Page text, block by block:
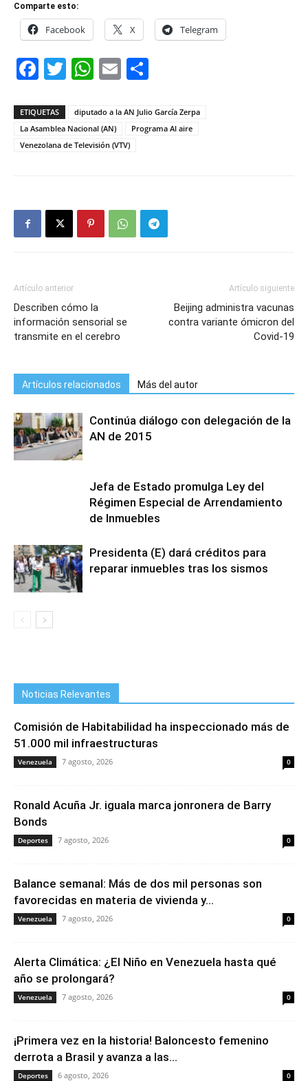
Comparte esto:
Facebook X Telegram
Facebook
Twitter
WhatsApp
Email
ETIQUETAS
diputado a la AN Julio García Zerpa
La Asamblea Nacional (AN)
Programa Al aire
Venezolana de Televisión (VTV)
Artículo anterior
Describen cómo la
información sensorial se
transmite en el cerebro
Artículo siguiente
Beijing administra vacunas
contra variante ómicron del
Covid-19
Artículos relacionados Más del autor
Continúa diálogo con delegación de la
AN de 2015
Jefa de Estado promulga Ley del
Régimen Especial de Arrendamiento
de Inmuebles
Presidenta (E) dará créditos para
reparar inmuebles tras los sismos
Noticias Relevantes
Comisión de Habitabilidad ha inspeccionado más de
51.000 mil infraestructuras
Venezuela 7 agosto, 2026 0
Ronald Acuña Jr. iguala marca jonronera de Barry
Bonds
Deportes 7 agosto, 2026 0
Balance semanal: Más de dos mil personas son
favorecidas en materia de vivienda y...
Venezuela 7 agosto, 2026 0
Alerta Climática: ¿El Niño en Venezuela hasta qué
año se prolongará?
Venezuela 7 agosto, 2026 0
¡Primera vez en la historia! Baloncesto femenino
derrota a Brasil y avanza a las...
Deportes 6 agosto, 2026 0